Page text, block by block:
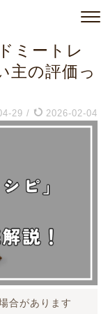
ミートレ
主の評価っ
29 / 2026-02-04
合があります